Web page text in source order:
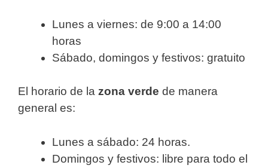
Lunes a viernes: de 9:00 a 14:00
horas
Sábado, domingos y festivos: gratuito
El horario de la zona verde de manera
general es:
Lunes a sábado: 24 horas.
Domingos y festivos: libre para todo el